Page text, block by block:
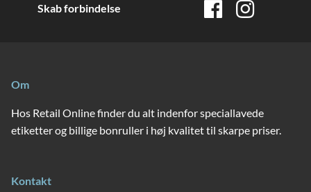
Skab forbindelse
Om
Hos Retail Online finder du alt indenfor speciallavede
etiketter og billige bonruller i høj kvalitet til skarpe priser.
Kontakt